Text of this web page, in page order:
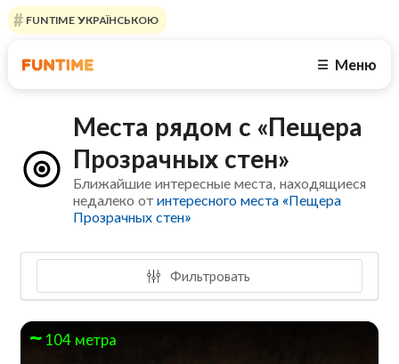
FUNTIME УКРАЇНСЬКОЮ
☰ Меню
Места рядом с «Пещера
Прозрачных стен»
Ближайшие интересные места, находящиеся
недалеко отинтересного места «Пещера
Прозрачных стен»
Фильтровать
104 метра